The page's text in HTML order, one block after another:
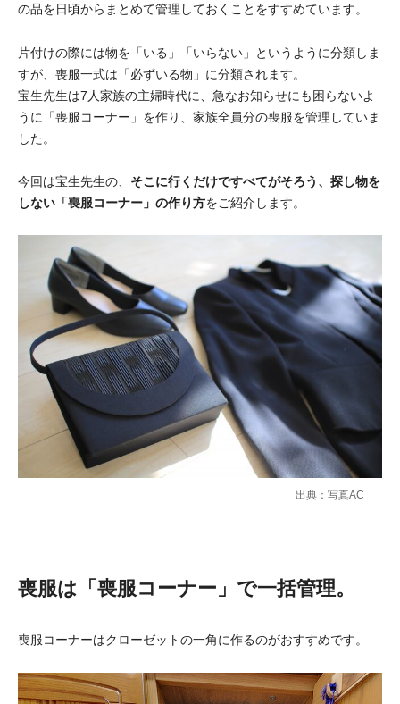
の品を日頃からまとめて管理しておくことをすすめています。
片付けの際には物を「いる」「いらない」というように分類しま
すが、喪服一式は「必ずいる物」に分類されます。
宝生先生は7人家族の主婦時代に、急なお知らせにも困らないよ
うに「喪服コーナー」を作り、家族全員分の喪服を管理していま
した。
今回は宝生先生の、 そこに行くだけですべてがそろう、探し物を
しない「喪服コーナー」の作り方をご紹介します。
出典：写真AC
喪服は「喪服コーナー」で一括管理。
喪服コーナーはクローゼットの一角に作るのがおすすめです。